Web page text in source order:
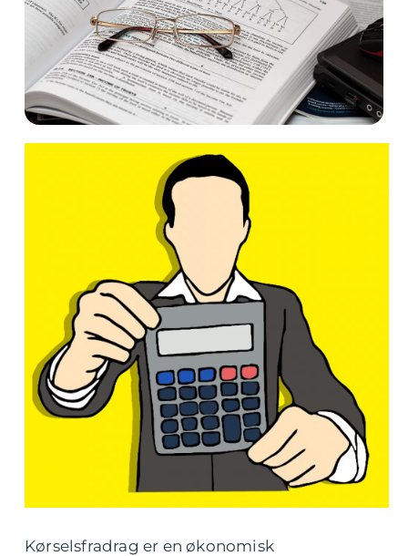
Kørselsfradrag er en økonomisk